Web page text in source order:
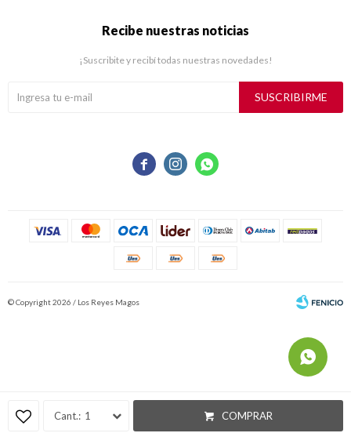
1 COMPRAR
  
Recibe nuestras noticias
¡Suscribite y recibí todas nuestras novedades!
SUSCRIBIRME
© Copyright 2026 / Los Reyes Magos